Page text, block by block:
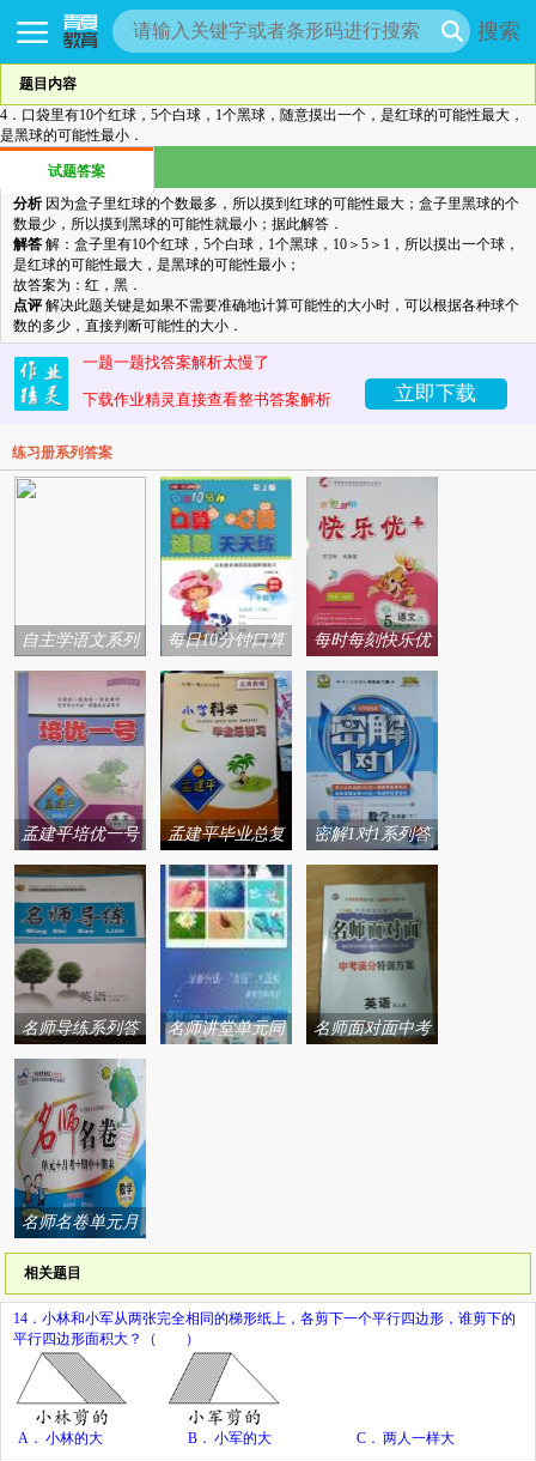
搜索
题目内容
4．口袋里有10个红球，5个白球，1个黑球，随意摸出一个，是红球的可能性最大，
是黑球的可能性最小．
试题答案
分析因为盒子里红球的个数最多，所以摸到红球的可能性最大；盒子里黑球的个
数最少，所以摸到黑球的可能性就最小；据此解答．
解答 解：盒子里有10个红球，5个白球，1个黑球，10＞5＞1，所以摸出一个球，
是红球的可能性最大，是黑球的可能性最小；
故答案为：红，黑．
点评 解决此题关键是如果不需要准确地计算可能性的大小时，可以根据各种球个
数的多少，直接判断可能性的大小．
一题一题找答案解析太慢了
下载作业精灵直接查看整书答案解析 立即下载
练习册系列答案
自主学语文系列
答案
每日10分钟口算
心算速算天天练
系列答案
每时每刻快乐优
加系列答案
孟建平培优一号
系列答案
孟建平毕业总复
习系列答案
密解1对1系列答
案
名师导练系列答
案
名师讲堂单元同
名师面对面中考
名师名卷单元月
考期中期末系列
答案
相关题目
14．小林和小军从两张完全相同的梯形纸上，各剪下一个平行四边形，谁剪下的
平行四边形面积大？（ ）
A． 小林的大 B． 小军的大 C． 两人一样大